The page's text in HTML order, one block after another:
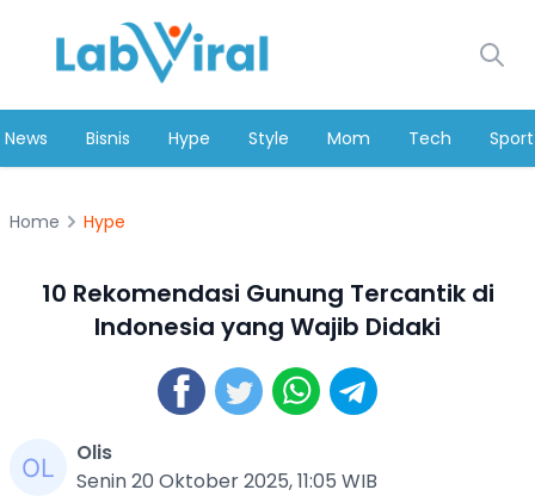
News Bisnis Hype Style Mom Tech Sport
Home Hype
10 Rekomendasi Gunung Tercantik di
Indonesia yang Wajib Didaki
Olis
Senin 20 Oktober 2025, 11:05 WIB